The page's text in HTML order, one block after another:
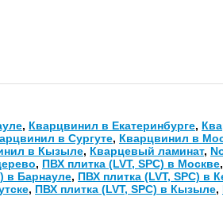
, Кварцвинил в Екатеринбурге,
в Сургуте, Кварцвинил в
в Кызыле, Кварцевый ламинат,
, ПВХ плитка (LVT, SPC) в Москве,
в Барнауле, ПВХ плитка (LVT, SPC) в
, ПВХ плитка (LVT, SPC) в Кызыле,